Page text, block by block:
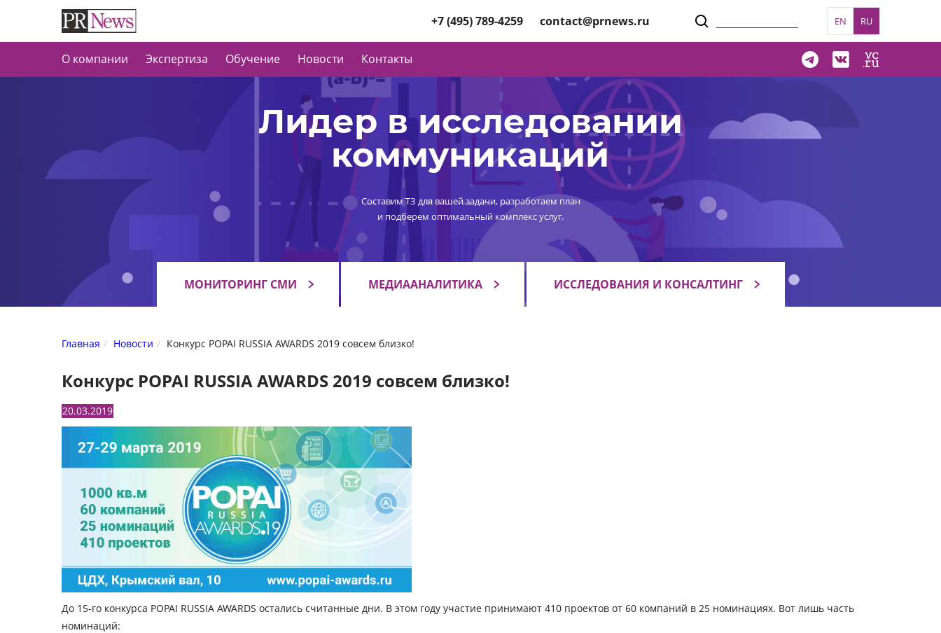
+7 (495) 789-4259 contact@prnews.ru EN RU
О компании Экспертиза Обучение Новости Контакты
Лидер в исследовании
коммуникаций
Составим ТЗ для вашей задачи, разработаем план
и подберем оптимальный комплекс услуг.
МОНИТОРИНГ СМИ МЕДИААНАЛИТИКА ИССЛЕДОВАНИЯ И КОНСАЛТИНГ
Главная Новости Конкурс POPAI RUSSIA AWARDS 2019 совсем близко!
Конкурс POPAI RUSSIA AWARDS 2019 совсем близко!
20.03.2019
До 15-го конкурса POPAI RUSSIA AWARDS остались считанные дни. В этом году участие принимают 410 проектовот 60 компаний в 25 номинациях. Вот лишь часть
номинаций: